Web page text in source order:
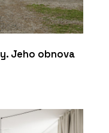
Jeho obnova